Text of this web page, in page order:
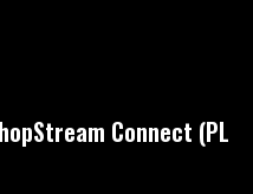
Connect (PL